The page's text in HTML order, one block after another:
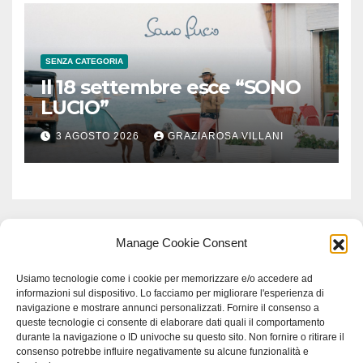
Manage Cookie Consent
Usiamo tecnologie come i cookie per memorizzare e/o accedere ad
informazioni sul dispositivo. Lo facciamo per migliorare l'esperienza di
navigazione e mostrare annunci personalizzati. Fornire il consenso a
queste tecnologie ci consente di elaborare dati quali il comportamento
durante la navigazione o ID univoche su questo sito. Non fornire o ritirare il
consenso potrebbe influire negativamente su alcune funzionalità e
SENZA CATEGORIA
Il 18 settembre esce “SONO
LUCIO”
3 AGOSTO 2026 GRAZIAROSA VILLANI